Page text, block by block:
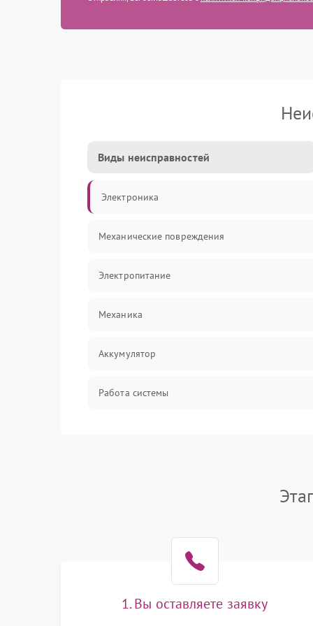
Виды неисправностей
Электроника
Механические повреждения
Электропитание
Механика
Аккумулятор
Работа системы
1. Вы оставляете заявку